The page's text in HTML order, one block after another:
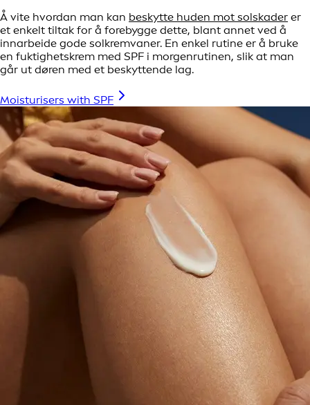
Å vite hvordan man kan beskytte huden mot solskader er
et enkelt tiltak for å forebygge dette, blant annet ved å
innarbeide gode solkremvaner. En enkel rutine er å bruke
en fuktighetskrem med SPF i morgenrutinen, slik at man
går ut døren med et beskyttende lag.
Moisturisers with SPF